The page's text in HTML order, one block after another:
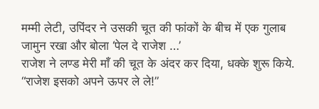
मम्मी लेटी, उपिंदर ने उसकी चूत की फांकों के बीच में एक गुलाब
जामुन रखा और बोला ‘पेल दे राजेश …’
राजेश ने लण्ड मेरी माँ की चूत के अंदर कर दिया, धक्के शुरू किये.
“राजेश इसको अपने ऊपर ले ले!”